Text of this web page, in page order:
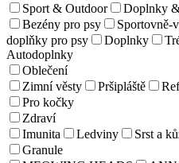
Sport & Outdoor
Doplnky
Bezény pro psy
Sportovně-
doplňky pro psy
Doplnky
Autodoplnky
Oblečení
Zimní věsty
Pršipláště
Pro kočky
Zdraví
Imunita
Ledviny
Srst a
Granule